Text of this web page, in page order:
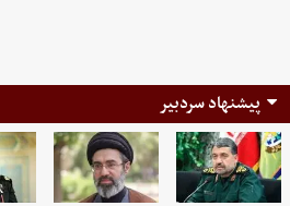
پیشنهاد سردبیر